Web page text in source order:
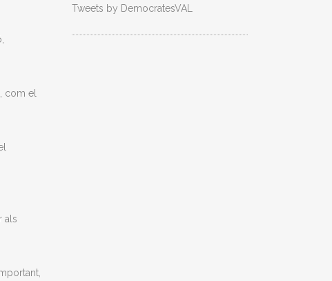
com el
als
Tweets by DemocratesVAL